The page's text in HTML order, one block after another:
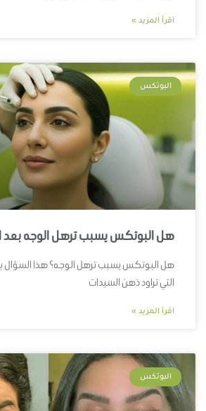
اقرأ المزيد »
البوتكس
هل البوتكس يسبب ترهل الوجه بعد
هل البوتكس يسبب ترهل الوجه؟ هذا السؤال
التي تراود ذهن السيدات
اقرأ المزيد »
البوتكس